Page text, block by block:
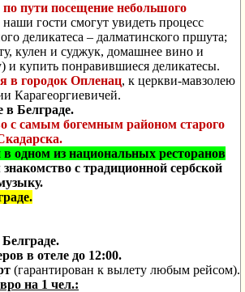
по пути посещение небольшого
наши гости смогут увидеть процесс
деликатеса – далматинского пршута;
кулен и суджук, домашнее вино и
и купить понравившиеся деликатесы.
в городок Опленац, к церкви-мавзолею
Карагеоргиевичей.
в Белграде.
с самым богемным районом старого
одном из национальных ресторанов
с традиционной сербской
в отеле до 12:00.
(гарантирован к вылету любым рейсом).
на 1 чел.: